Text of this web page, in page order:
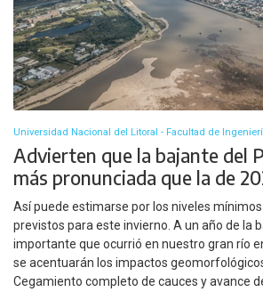
Universidad Nacional del Litoral - Facultad de
Advierten que la bajante del
más pronunciada que la de
Así puede estimarse por los niveles
previstos para este invierno. A un año de la
importante que ocurrió en nuestro gran río
se acentuarán los impactos
Cegamiento completo de cauces y avance